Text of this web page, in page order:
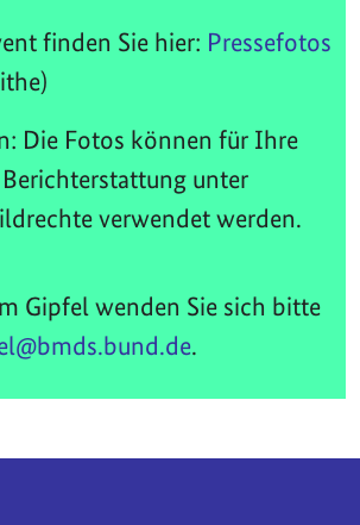
finden Sie hier: Pressefotos
Die Fotos können für Ihre
unter
verwendet werden.
Gipfel wenden Sie sich bitte
.